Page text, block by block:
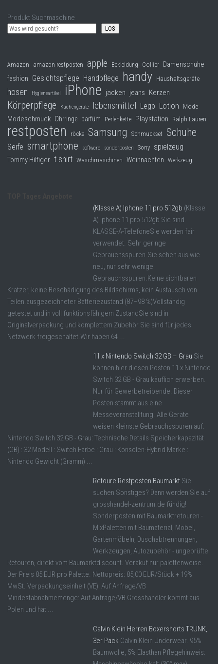
Produkt Suchmaschine
LOS
Amazon amazon restposten apple Bekleidung Collier Damenschuhe
fashion Gesichtspflege Handpflege handy Haushaltsgeräte
hosen Hygieneartikel iPhone jacken jeans Kerzen
Körperpflege Küchengeräte lebensmittel Lego Lotion Mode
Modeschmuck Ohrringe parfüm Perlenkette Playstation Ralph Lauren
restposten röcke Samsung Schmuckset Schuhe
Seife smartphone software sonderposten Sony spielzeug
Tommy Hilfiger t shirt Waschmaschinen Weihnachten Werkzeug
(Klasse A) Iphone 11 pro 512gb (Klasse
A) Iphone 11 pro 512gb Sie sind
KLASSE-A-TelefoneSie werden fair
verwendet. Sehr geringe
Gebrauchsspuren.Sie sehen aus wie
neu, nur sehr wenige
Gebrauchsspuren.Keine sichtbaren
Kratzer, keine Beschädigung des Bildschirms, kein Austausch von
Teilen.ausgezeichneter Batteriezustand (87–98 %)Vollständig
getestet und in voll funktionsfähigem ZustandSie sind in
Originalverpackung und komplettem Zubehör.Sie sind für jedes
Netzwerk freigeschaltet.Wir haben 64 ...
11 x Nintendo Switch 32 GB – Grau Sie
können hier diesen Posten 11 x Nintendo
Switch 32 GB - Grau käuflich erwerben.
Nur für Gewerbetreibende. Dieser
Posten stammt aus eine
Messeveranstalltung. Alle Geräte
weisen kleinste Gebrauchsspuren auf.
Nintendo Switch 32 GB - Grau: Technische Details Speicherkapazität
(GB) : 32 Modell : Switch Farbe : Grau : Konsolen-Hybrid Marke :
Nintendo Gewicht (Gramm) ...
Retoure Restposten Baumarkt Sie
suchen Sonstiges? Dann werden Sie auf
grosshandel-zentrum.de fündig!
Sonderposten mit Baumarktretouren -
MixPaletten mit Baumaterial, Möbel,
Gartenmöbeln, Duschabtrennungen,
Werkzeugen, Autozubehör - ungeprüfte
Retouren, direkt vom Baumarktdiscount. Verakuf nur palettenweise.
Der Preis 85 EUR pro Palette. Nettopreis: 85,00 EUR/Stück + 19%
MwSt. Verpackungseinheit (VE): Auf Anfrage/VB
Mindestabnahmemenge: Auf Anfrage/VB Grosshändler kommt aus
Polen und hat ...
Calvin Klein Herren Boxershorts TRUNK,
3er Pack Calvin Klein Underwear. 95%
Baumwolle, 5% Elasthan Pflegehinweis: